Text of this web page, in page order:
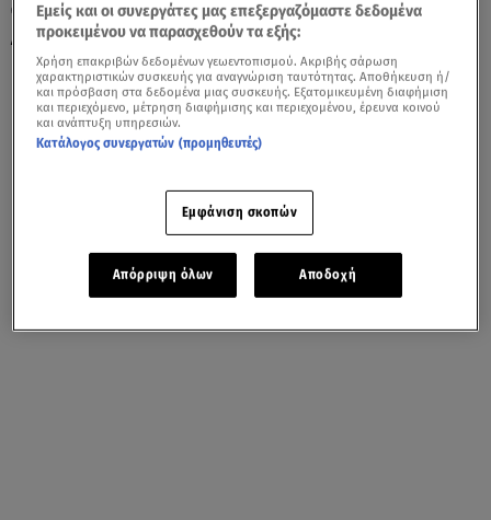
30.06.26, 17:28
AUTOHELLAS: Εισαγωγέας της AVATR στην
Ελλάδα
Εμείς και οι συνεργάτες μας επεξεργαζόμαστε δεδομένα
προκειμένου να παρασχεθούν τα εξής:
Χρήση επακριβών δεδομένων γεωεντοπισμού. Ακριβής σάρωση
χαρακτηριστικών συσκευής για αναγνώριση ταυτότητας. Αποθήκευση ή/
και πρόσβαση στα δεδομένα μιας συσκευής. Εξατομικευμένη διαφήμιση
και περιεχόμενο, μέτρηση διαφήμισης και περιεχομένου, έρευνα κοινού
και ανάπτυξη υπηρεσιών.
Κατάλογος συνεργατών (προμηθευτές)
Εμφάνιση σκοπών
Απόρριψη όλων Αποδοχή